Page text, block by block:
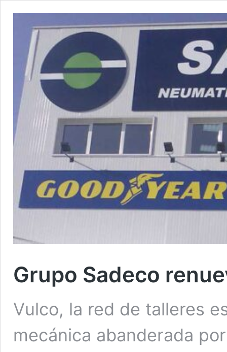
Grupo Sadeco
Vulco, la red de talleres
mecánica abanderada